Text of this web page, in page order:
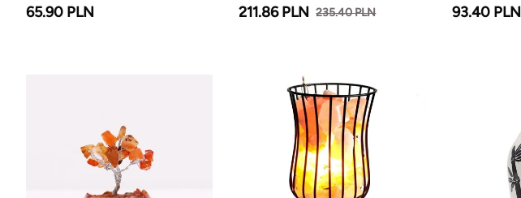
65.90 PLN 211.86 PLN 235.40 PLN 93.40 PLN